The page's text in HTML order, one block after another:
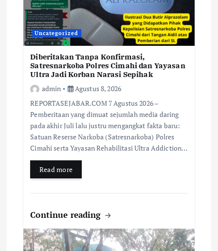
Uncategorized
Diberitakan Tanpa Konfirmasi,
Satresnarkoba Polres Cimahi dan Yayasan
Ultra Jadi Korban Narasi Sepihak
admin
Agustus 8, 2026
REPORTASEJABAR.COM 7 Agustus 2026 –
Pemberitaan yang dimuat sejumlah media daring
pada akhir Juli lalu justru mengangkat fakta baru:
Satuan Reserse Narkoba (Satresnarkoba) Polres
Cimahi serta Yayasan Rehabilitasi Ultra Addiction…
Read more
Continue reading